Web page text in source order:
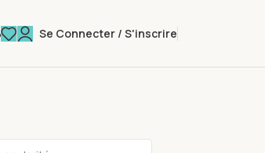
Se Connecter / S'inscrire